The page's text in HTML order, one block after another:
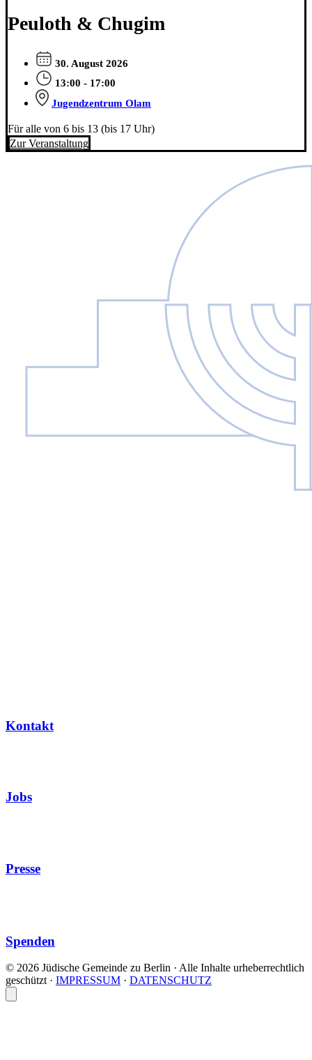
Peuloth & Chugim
30. August 2026
13:00 - 17:00
Jugendzentrum Olam
Für alle von 6 bis 13 (bis 17 Uhr)
Zur Veranstaltung
Kontakt
Jobs
Presse
Spenden
© 2026 Jüdische Gemeinde zu Berlin · Alle Inhalte urheberrechtlich
geschützt· IMPRESSUM · DATENSCHUTZ